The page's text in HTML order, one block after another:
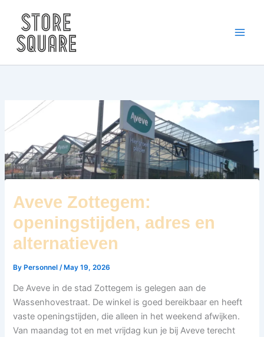
content
Aveve Zottegem:
openingstijden, adres en
alternatieven
ByPersonnel/May 19, 2026
De Aveve in de stad Zottegem is gelegen aan de
Wassenhovestraat. De winkel is goed bereikbaar en heeft
vaste openingstijden, die alleen in het weekend afwijken.
Van maandag tot en met vrijdag kun je bij Aveve terecht